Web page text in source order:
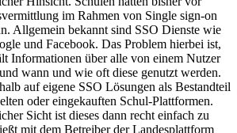
im Rahmen von Single sign-on
Allgemein bekannt sind SSO Dienste wie
und Facebook. Das Problem hierbei ist,
Informationen über alle von einem Nutzer
wann und wie oft diese genutzt werden.
auf eigene SSO Lösungen als Bestandteil
oder eingekauften Schul-Plattformen.
Sicht ist dieses dann recht einfach zu
mit dem Betreiber der Landesplattform